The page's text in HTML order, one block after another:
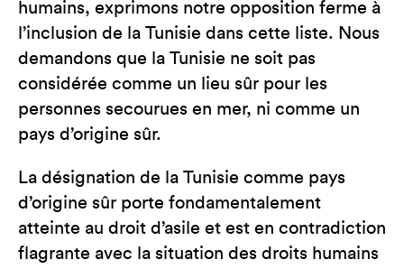
humains, exprimons notre opposition ferme à
l’inclusion de la Tunisie dans cette liste. Nous
demandons que la Tunisie ne soit pas
considérée comme un lieu sûr pour les
personnes secourues en mer, ni comme un
pays d’origine sûr.
La désignation de la Tunisie comme pays
d’origine sûr porte fondamentalement
atteinte au droit d’asile et est en contradiction
flagrante avec la situation des droits humains